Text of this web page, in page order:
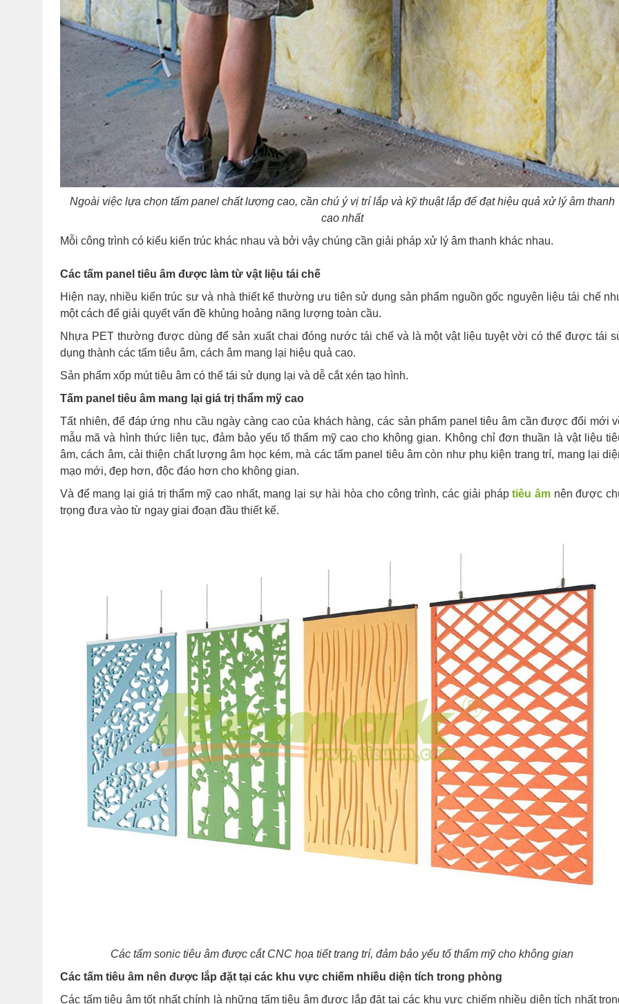
Ngoài việc lựa chọn tấm panel chất lượng cao, cần chú ý vị trí lắp và kỹ thuật lắp để đạt hiệu quả xử lý âm thanh
cao nhất
Mỗi công trình có kiểu kiến trúc khác nhau và bởi vậy chúng cần giải pháp xử lý âm thanh khác nhau.
Các tấm panel tiêu âm được làm từ vật liệu tái chế
Hiện nay, nhiều kiến trúc sư và nhà thiết kế thường ưu tiên sử dụng sản phẩm nguồn gốc nguyên liệu tái chế
một cách để giải quyết vấn đề khủng hoảng năng lượng toàn cầu.
Nhựa PET thường được dùng để sản xuất chai đóng nước tái chế và là một vật liệu tuyệt vời có thể được tái
dụng thành các tấm tiêu âm, cách âm mang lại hiệu quả cao.
Sản phẩm xốp mút tiêu âm có thể tái sử dụng lại và dễ cắt xén tạo hình.
Tấm panel tiêu âm mang lại giá trị thẩm mỹ cao
Tất nhiên, để đáp ứng nhu cầu ngày càng cao của khách hàng, các sản phẩm panel tiêu âm cần được đổi mới
mẫu mã và hình thức liên tục, đảm bảo yếu tố thẩm mỹ cao cho không gian. Không chỉ đơn thuần là vật liệu
âm, cách âm, cải thiện chất lượng âm học kém, mà các tấm panel tiêu âm còn như phụ kiện trang trí, mang lại
mạo mới, đẹp hơn, độc đáo hơn cho không gian.
Và để mang lại giá trị thẩm mỹ cao nhất, mang lại sự hài hòa cho công trình, các giải pháptiêu âm nên được
trọng đưa vào từ ngay giai đoạn đầu thiết kế.
Các tấm sonic tiêu âm được cắt CNC họa tiết trang trí,đảm bảo yếu tố thẩm mỹ cho không gian
Các tấm tiêu âm nên được lắp đặt tại các khu vực chiếm nhiều diện tích trong phòng
Các tấm tiêu âm tốt nhất chính là những tấm tiêu âm được lắp đặt tại các khu vực chiếm nhiều diện tích nhất